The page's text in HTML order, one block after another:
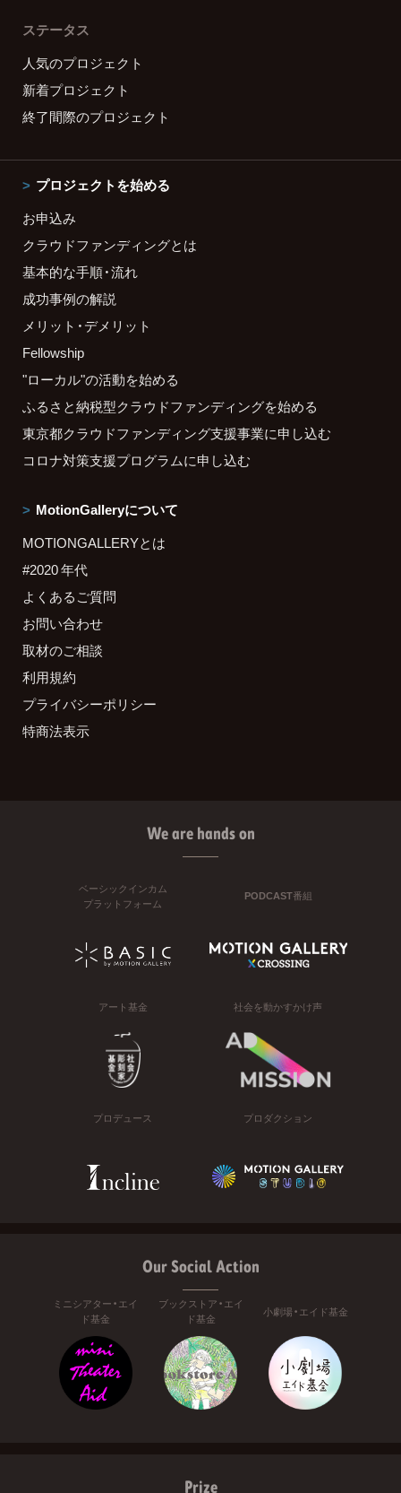
ステータス
人気のプロジェクト
新着プロジェクト
終了間際のプロジェクト
プロジェクトを始める
お申込み
クラウドファンディングとは
基本的な手順・流れ
成功事例の解説
メリット・デメリット
Fellowship
"ローカル"の活動を始める
ふるさと納税型クラウドファンディングを始める
東京都クラウドファンディング支援事業に申し込む
コロナ対策支援プログラムに申し込む
MotionGalleryについて
MOTIONGALLERYとは
#2020 年代
よくあるご質問
お問い合わせ
取材のご相談
利用規約
プライバシーポリシー
特商法表示
We are hands on
ベーシックインカム
プラットフォーム
PODCAST番組
アート基金 社会を動かすかけ声
プロデュース プロダクション
Our Social Action
ミニシアター・エイ
ド基金
ブックストア・エイ
ド基金
小劇場・エイド基金
Prize